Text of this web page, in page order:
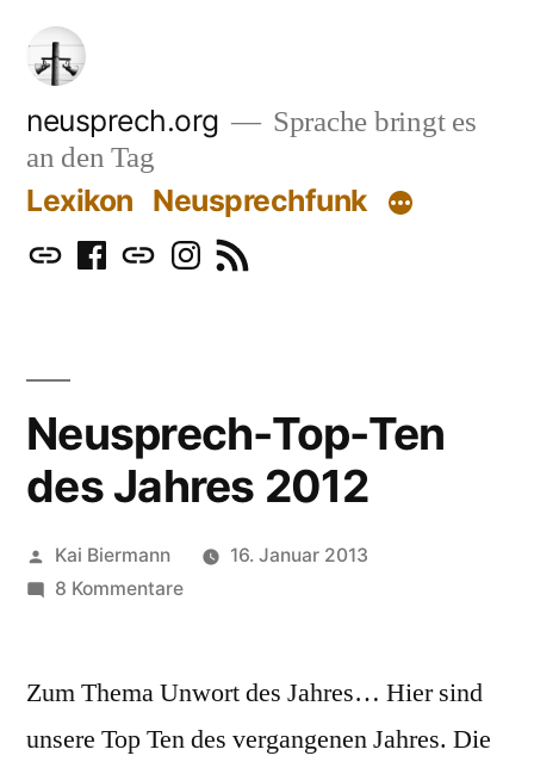
Zum
Inhalt
springen
neusprech.org
Sprache bringt es
an den Tag
Lexikon Neusprechfunk
MastodonFacebook
BlueskyInstagram
RSS
Neusprech-Top-Ten
des Jahres 2012
Veröffentlicht
von
Kai Biermann
16. Januar 2013
8 Kommentarezu
Ten
Jahres
Zum Thema Unwort des Jahres… Hier sind
unsere Top Ten des vergangenen Jahres. Die